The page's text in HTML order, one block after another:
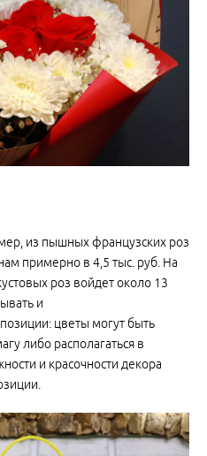
из пышных французских роз
примерно в 4,5 тыс. руб. На
роз войдет около 13
и
цветы могут быть
либо располагаться в
и красочности декора